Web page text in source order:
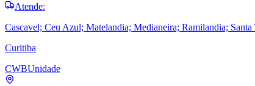
Atende:
Cascavel; Ceu Azul; Matelandia; Medianeira; Ramilandia;
Curitiba
CWBUnidade